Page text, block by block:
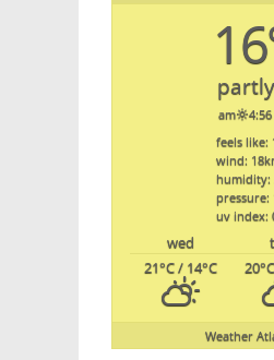
feels like:
wind: 18
humidity:
pressure:
uv index:
wed
20°C
21°C/ 14°C
Weather